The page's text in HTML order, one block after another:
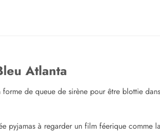
Atlanta
forme de queue de sirène pour être blottie
pyjamas à regarder un film féerique comme